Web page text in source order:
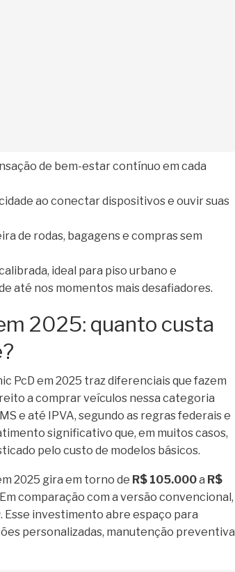
de bem-estar contínuo em cada
ao conectar dispositivos e ouvir suas
de rodas, bagagens e compras sem
ideal para piso urbano e
até nos momentos mais desafiadores.
2025: quanto custa
PcD em 2025 traz diferenciais que fazem
a comprar veículos nessa categoria
e até IPVA, segundo as regras federais e
significativo que, em muitos casos,
pelo custo de modelos básicos.
2025 gira em torno de R$ 105.000a R$
comparação com a versão convencional,
. Esse investimento abre espaço para
personalizadas, manutenção preventiva